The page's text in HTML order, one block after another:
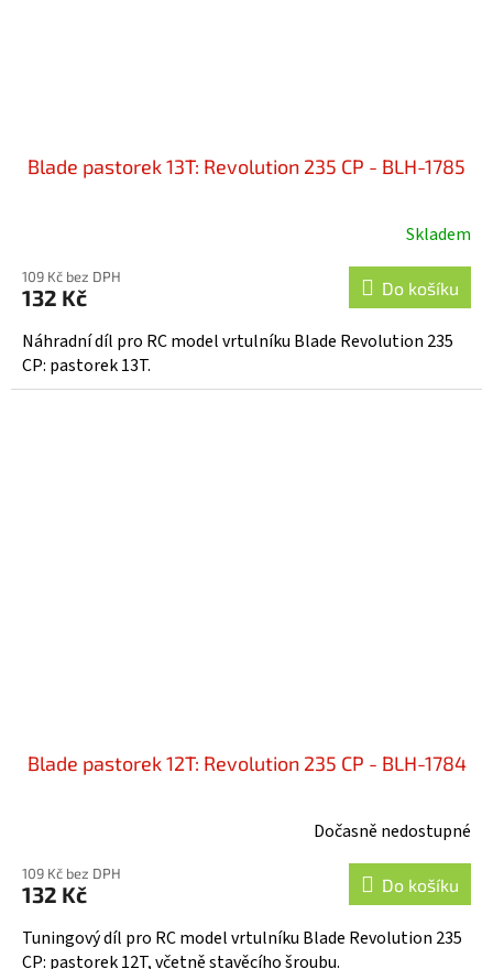
Blade pastorek 13T: Revolution 235 CP - BLH-1785
Skladem
109 Kč bez DPH
132 Kč Do košíku
Náhradní díl pro RC model vrtulníku Blade Revolution 235
CP: pastorek 13T.
Blade pastorek 12T: Revolution 235 CP - BLH-1784
Dočasně nedostupné
109 Kč bez DPH
132 Kč Do košíku
Tuningový díl pro RC model vrtulníku Blade Revolution 235
CP: pastorek 12T, včetně stavěcího šroubu.